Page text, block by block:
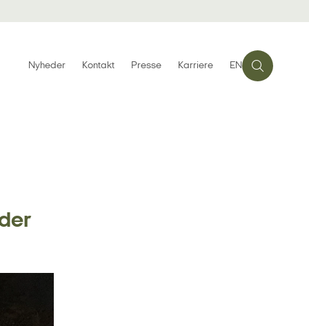
Nyheder Kontakt Presse Karriere EN